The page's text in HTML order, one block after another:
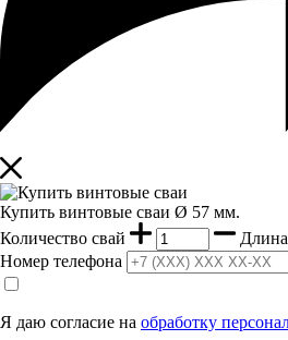
Купить винтовые сваи Ø 57 мм.
Количество свай
Длина
Номер телефона
Я даю согласие на обработку